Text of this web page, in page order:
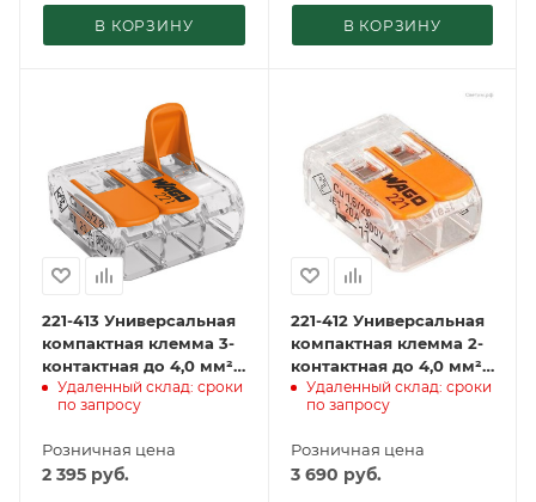
В КОРЗИНУ В КОРЗИНУ
221-413 Универсальная
компактная клемма 3-
контактная до 4,0 мм²
(50 шт./уп.) WAGO
Удаленный склад: сроки
по запросу
Розничная цена
2 395 руб.
221-412 Универсальная
компактная клемма 2-
контактная до 4,0 мм²
(100 шт./уп.) WAGO
Удаленный склад: сроки
по запросу
Розничная цена
3 690 руб.